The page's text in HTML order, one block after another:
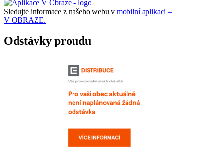
Sledujte informace z našeho webu v mobilní aplikaci –
V OBRAZE.
Odstávky proudu